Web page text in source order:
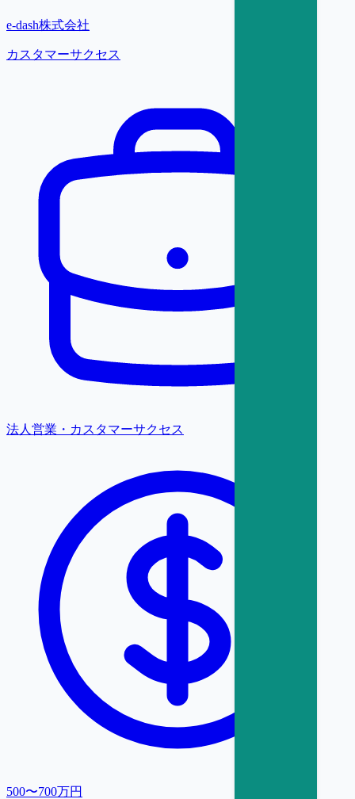
e-dash株式会社
カスタマーサクセス
法人営業・カスタマーサクセス
500〜700万円